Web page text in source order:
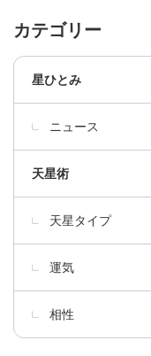
カテゴリー
星ひとみ
ニュース
天星術
天星タイプ
運気
相性